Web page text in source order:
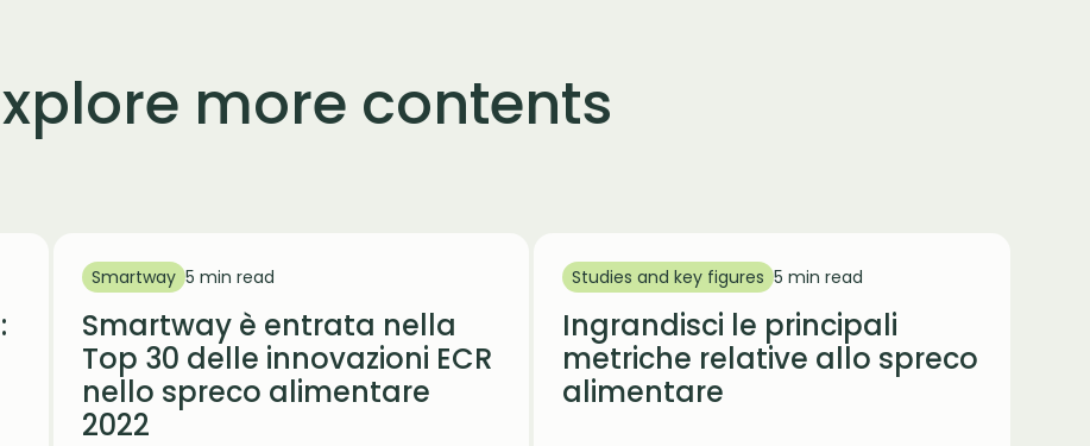
more contents
Smartway 5 min read
Smartway è entrata nella
Top 30 delle innovazioni ECR
nello spreco alimentare
2022
Studies and key figures 5 min read
Ingrandisci le principali
metriche relative allo spreco
alimentare